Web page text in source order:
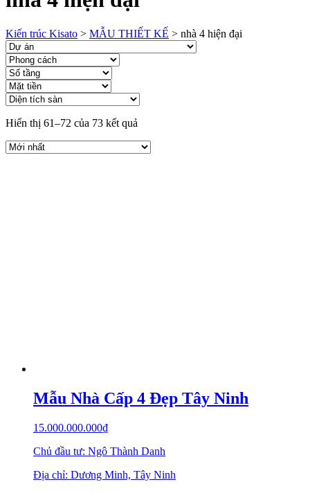
Kiến trúc Kisato > MẪU THIẾT KẾ > nhà 4 hiện đại
Hiển thị 61–72 của 73 kết quả
Mẫu Nhà Cấp 4 Đẹp Tây Ninh
15.000.000.000₫
Chủ đầu tư: Ngô Thành Danh
Địa chỉ: Dương Minh, Tây Ninh